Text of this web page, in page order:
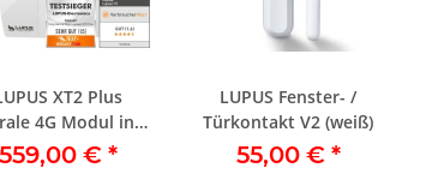
XT2 Plus
4G Modul inkl.
RGB-Lampe inkl.
Support
559,00 € *
LUPUS Fenster- /
Türkontakt V2 (weiß)
55,00 € *